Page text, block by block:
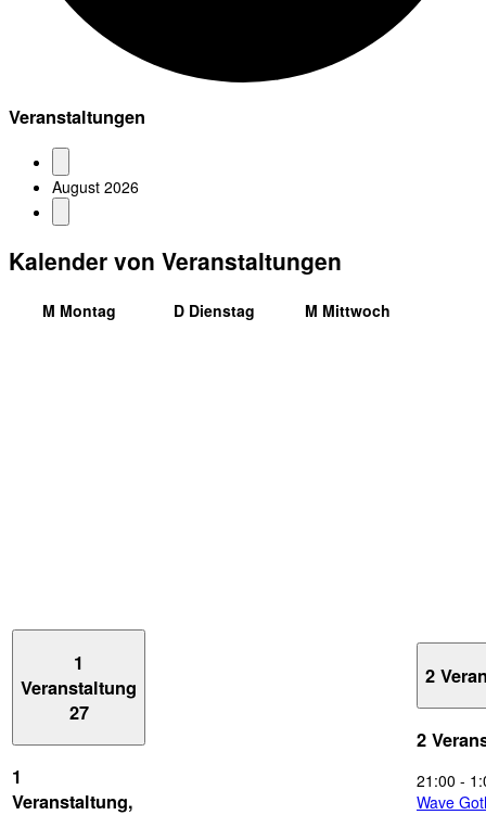
Veranstaltungen
August 2026
Kalender von Veranstaltungen
M Montag D Dienstag M Mittwoch
1
Veranstaltung
27
1
Veranstaltung,
2
2
21:00 -
Wave